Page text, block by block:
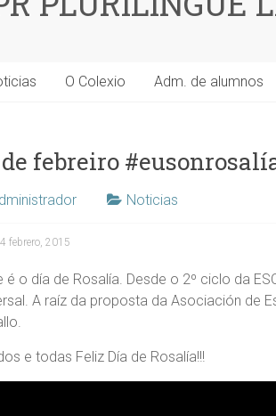
O Colexio Adm. de alumnos
febreiro
Noticias
febrero, 2015
é o día de Rosalía. Desde o 2º ciclo da
A raíz da proposta da Asociación de
e todas Feliz Día de Rosalía!!!